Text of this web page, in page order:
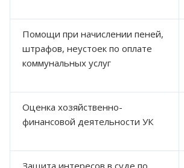
Помощи при начислении пеней,
штрафов, неустоек по оплате
коммунальных услуг
Оценка хозяйственно-
финансовой деятельности УК
Защита интересов в суде по